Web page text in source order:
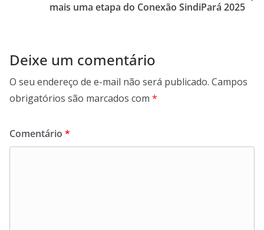
mais uma etapa do Conexão SindiPará 2025
Deixe um comentário
O seu endereço de e-mail não será publicado. Campos
obrigatórios são marcados com *
Comentário *